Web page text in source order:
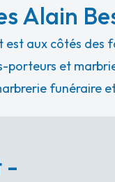
Alain
est aux côtés des
et
funéraire
-